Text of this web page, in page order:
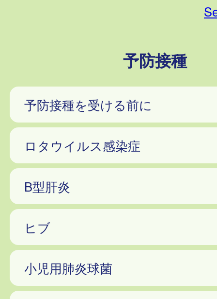
予防接種
予防接種を受ける前に
ロタウイルス感染症
B型肝炎
ヒブ
小児用肺炎球菌